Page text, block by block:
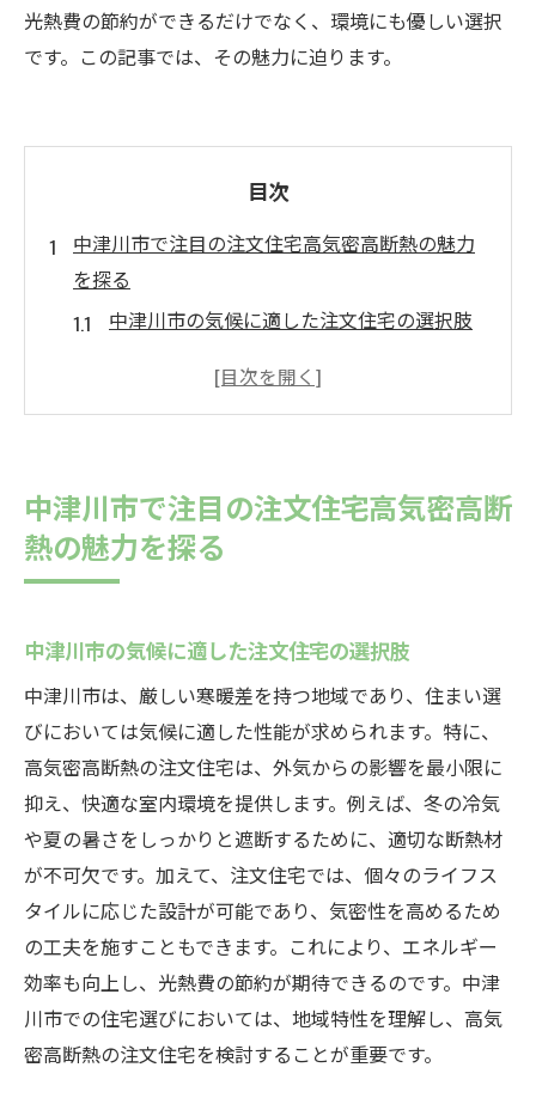
光熱費の節約ができるだけでなく、環境にも優しい選択
です。この記事では、その魅力に迫ります。
目次
中津川市で注目の注文住宅高気密高断熱の魅力
を探る
中津川市の気候に適した注文住宅の選択肢
高気密高断熱住宅の断熱性能を詳しく解説
注文住宅で実現する理想的な住まいの条件
四季を快適に過ごすための注文住宅選びのポイ
中津川市での四季に応じた住宅設計の重要
注文住宅で実現する温度調整の工夫
快適な住環境を保つための設計ポイント
四季を通じた快適性を実現する技術
高気密高断熱が実現する夏冬の快適性
注文住宅で考慮すべき気候変動への対応
高気密高断熱が可能にする光熱費節約と環境へ
の優しさ
エネルギー効率を最大化する住宅設計
光熱費削減のための高気密高断熱技術
中津川市で注目の注文住宅高気密高断
熱の魅力を探る
中津川市の気候に適した注文住宅の選択肢
中津川市は、厳しい寒暖差を持つ地域であり、住まい選
びにおいては気候に適した性能が求められます。特に、
高気密高断熱の注文住宅は、外気からの影響を最小限に
抑え、快適な室内環境を提供します。例えば、冬の冷気
や夏の暑さをしっかりと遮断するために、適切な断熱材
が不可欠です。加えて、注文住宅では、個々のライフス
タイルに応じた設計が可能であり、気密性を高めるため
の工夫を施すこともできます。これにより、エネルギー
効率も向上し、光熱費の節約が期待できるのです。中津
川市での住宅選びにおいては、地域特性を理解し、高気
密高断熱の注文住宅を検討することが重要です。